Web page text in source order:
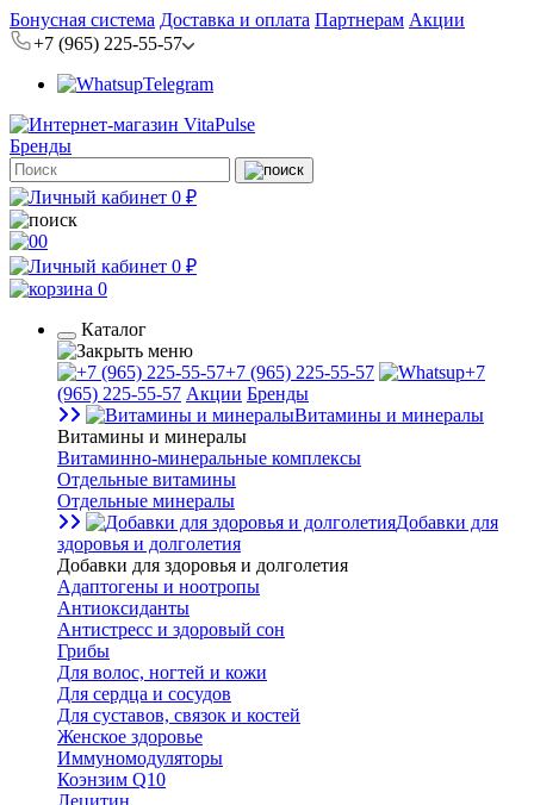
Бонусная система Доставка и оплата Партнерам Акции
+7 (965) 225-55-57
Telegram
Бренды
0 ₽
0
0 ₽
0
Каталог
+7 (965) 225-55-57
+7
(965) 225-55-57 Акции Бренды
Витамины и минералы
Витамины и минералы
Витаминно-минеральные комплексы
Отдельные витамины
Отдельные минералы
Добавки для
здоровья и долголетия
Добавки для здоровья и долголетия
Адаптогены и ноотропы
Антиоксиданты
Антистресс и здоровый сон
Грибы
Для волос, ногтей и кожи
Для сердца и сосудов
Для суставов, связок и костей
Женское здоровье
Иммуномодуляторы
Коэнзим Q10
Лецитин